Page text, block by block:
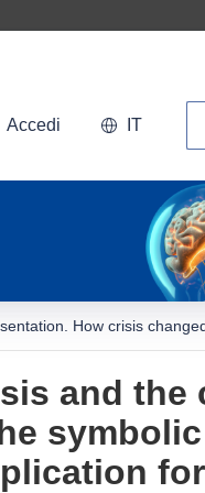
Accedi IT
How crisis
and the